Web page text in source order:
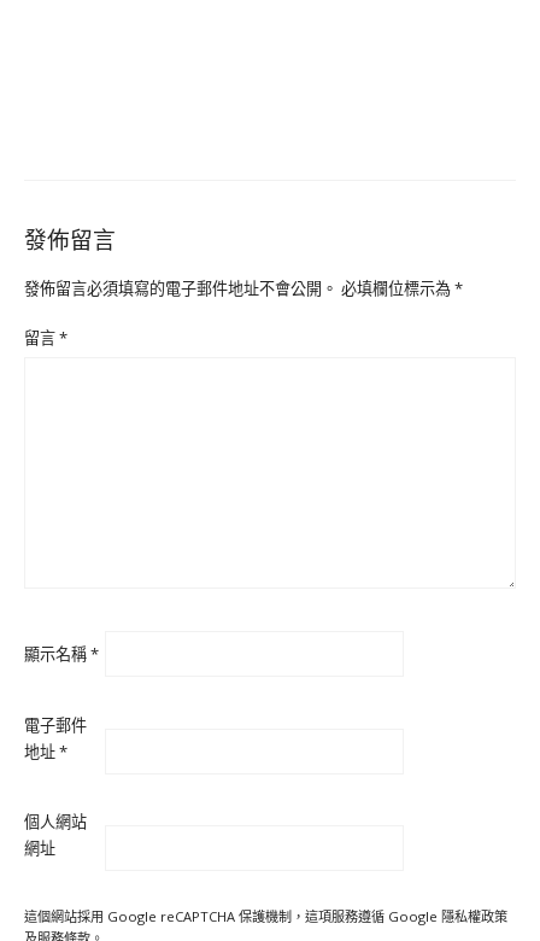
發佈留言
發佈留言必須填寫的電子郵件地址不會公開。 必填欄位標示為*
留言*
顯示名稱*
電子郵件
地址*
個人網站
網址
這個網站採用 Google reCAPTCHA 保護機制，這項服務遵循 Google 隱私權政策